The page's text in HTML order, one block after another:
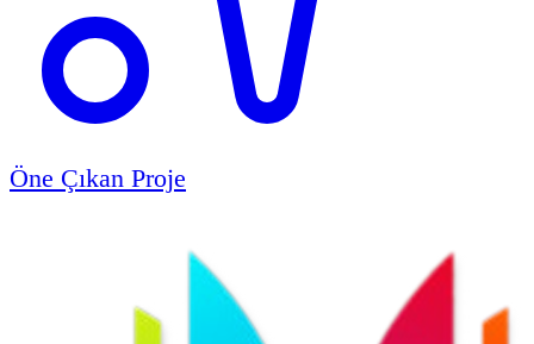
Öne Çıkan Proje